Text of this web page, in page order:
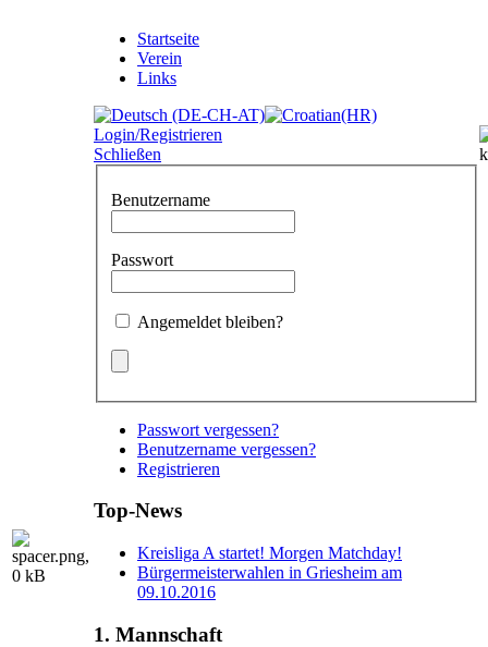
Startseite
Verein
Links
Login/Registrieren
Schließen
Benutzername
Passwort
Angemeldet bleiben?
Passwort vergessen?
Benutzername vergessen?
Registrieren
Top-News
Kreisliga A startet! Morgen Matchday!
Bürgermeisterwahlen in Griesheim am
09.10.2016
1. Mannschaft